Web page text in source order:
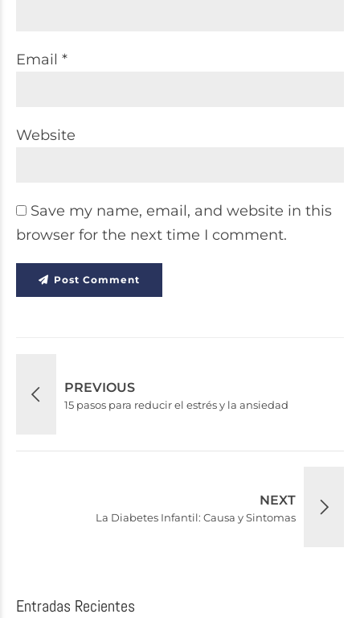
Email *
Website
Save my name, email, and website in this
browser for the next time I comment.
Post Comment
PREVIOUS
15 pasos para reducir el estrés y la ansiedad
NEXT
La Diabetes Infantil: Causa y Sintomas
Entradas Recientes